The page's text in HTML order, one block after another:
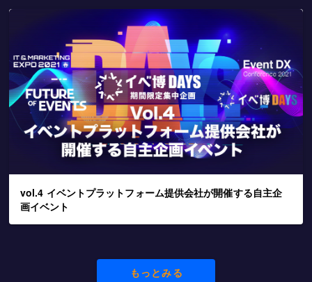
vol.4 イベントプラットフォーム提供会社が開催する自主企
画イベント
もっとみる